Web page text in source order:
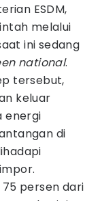
ESDM,
melalui
ini sedang
national.
tersebut,
keluar
energi
di
persen dari